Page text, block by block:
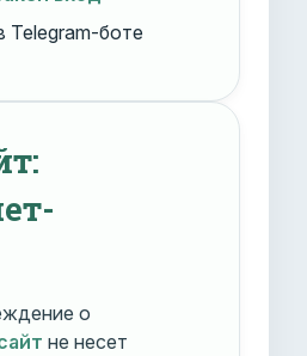
Telegram-боте
о
не несет